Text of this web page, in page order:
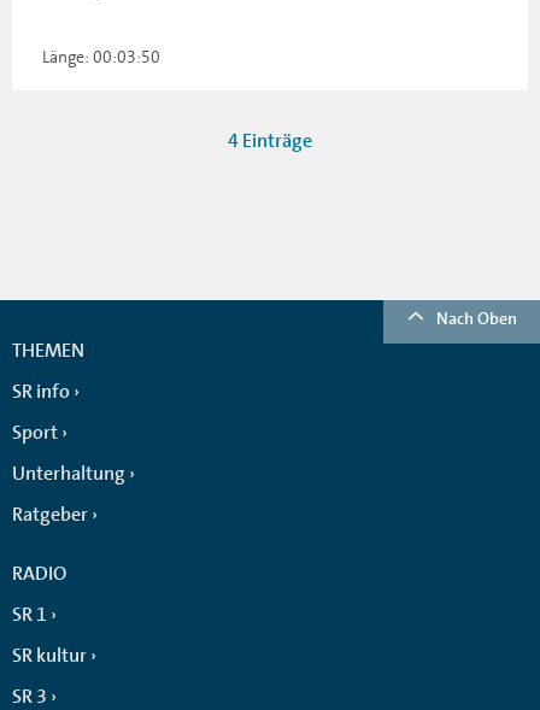
Länge: 00:03:50
4 Einträge
Nach Oben
THEMEN
SR info
Sport
Unterhaltung
Ratgeber
RADIO
SR 1
SR kultur
SR 3